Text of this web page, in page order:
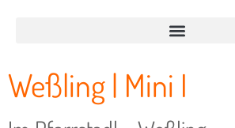
Weßling | Mini I